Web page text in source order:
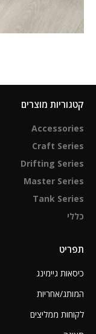
קטגוריות מוצרים
Accessories
Craft Series
Drifting Series
Master Series
Tank Series
כללי
תפריט
כיסאות גיימינג
המותג/אחריות
לקוחות ממליצים